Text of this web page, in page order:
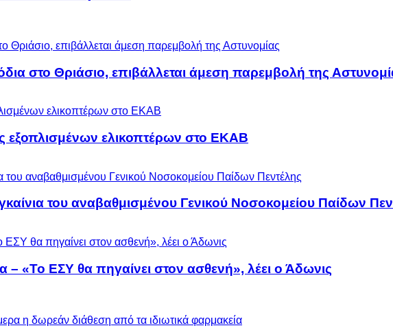
στο Θριάσιο, επιβάλλεται άμεση παρεμβολή της
ελικοπτέρων στο ΕΚΑΒ
του αναβαθμισμένου Γενικού Νοσοκομείου Παίδων
– «Το ΕΣΥ θα πηγαίνει στον ασθενή», λέει ο Άδωνις